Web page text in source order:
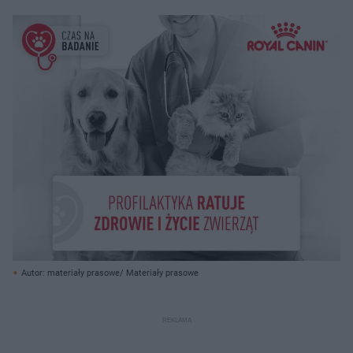
Autor: materiały prasowe/ Materiały prasowe